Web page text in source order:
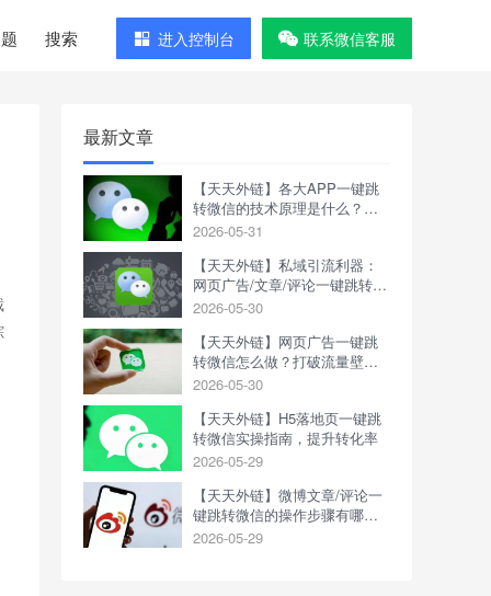
搜索 进入控制台 联系微信客服
最新文章
【天天外链】各大APP一键跳
转微信的技术原理是什么？如
何操作？
2026-05-31
【天天外链】私域引流利器：
网页广告/文章/评论一键跳转微
信，天天外链全攻略
2026-05-30
【天天外链】网页广告一键跳
转微信怎么做？打破流量壁
垒，高效锁定微信私域
2026-05-30
【天天外链】H5落地页一键跳
转微信实操指南，提升转化率
2026-05-29
【天天外链】微博文章/评论一
键跳转微信的操作步骤有哪
些？
2026-05-29